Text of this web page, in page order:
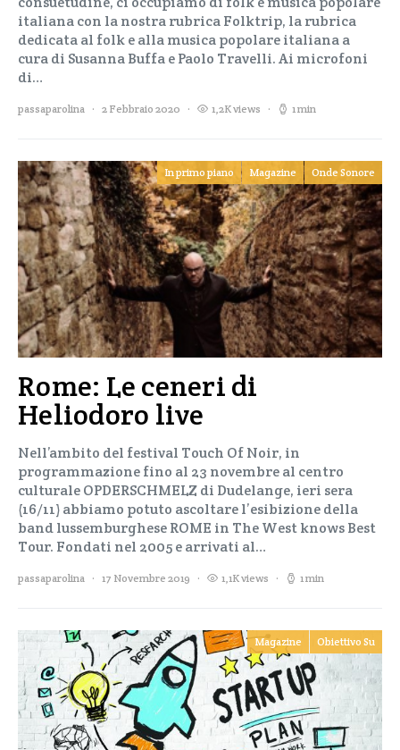
italiana con la nostra rubrica Folktrip, la rubrica
dedicata al folk e alla musica popolare italiana a
cura di Susanna Buffa e Paolo Travelli. Ai microfoni
di…
passaparolina 2 Febbraio 2020 1,2K views 1 min
In primo piano Magazine Onde Sonore
Rome: Le ceneri di
Heliodoro live
Nell’ambito del festival Touch Of Noir, in
programmazione fino al 23 novembre al centro
culturale OPDERSCHMELZ di Dudelange, ieri sera
(16/11) abbiamo potuto ascoltare l’esibizione della
band lussemburghese ROME in The West knows Best
Tour. Fondati nel 2005 e arrivati al…
passaparolina 17 Novembre 2019 1,1K views 1 min
Magazine Obiettivo Su